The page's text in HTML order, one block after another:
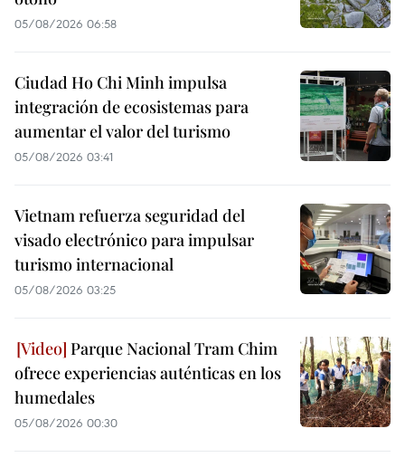
05/08/2026 06:58
Ciudad Ho Chi Minh impulsa
integración de ecosistemas para
aumentar el valor del turismo
05/08/2026 03:41
Vietnam refuerza seguridad del
visado electrónico para impulsar
turismo internacional
05/08/2026 03:25
Parque Nacional Tram Chim
ofrece experiencias auténticas en los
humedales
05/08/2026 00:30